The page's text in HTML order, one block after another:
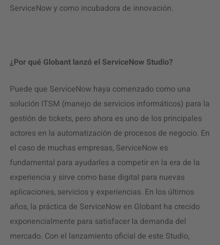
ServiceNow y como incubadora de innovación.
¿Por qué Globant lanzó el ServiceNow Studio?
Puede que ServiceNow haya comenzado como una
solución ITSM (manejo de servicios informáticos) para la
gestión de tickets, pero ahora es uno de los principales
actores en la automatización de procesos de negocio. En
el caso de muchas empresas, ServiceNow es
fundamental para ayudarles a competir en la era de la
experiencia y sirve como base digital para nuevas
aplicaciones, servicios y experiencias. En los últimos
años, la práctica de ServiceNow en Globant ha crecido
exponencialmente para satisfacer la demanda del
mercado. Con el lanzamiento oficial de este Studio,